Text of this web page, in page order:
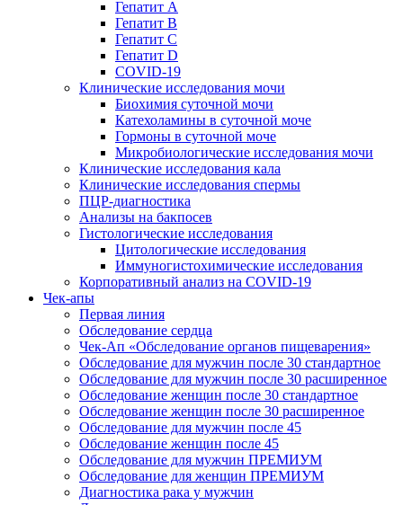
Гепатит А
Гепатит B
Гепатит C
Гепатит D
COVID-19
Клинические исследования мочи
Биохимия суточной мочи
Катехоламины в суточной моче
Гормоны в суточной моче
Микробиологические исследования мочи
Клинические исследования кала
Клинические исследования спермы
ПЦР-диагностика
Анализы на бакпосев
Гистологические исследования
Цитологические исследования
Иммуногистохимические исследования
Корпоративный анализ на COVID-19
Чек-апы
Первая линия
Обследование сердца
Чек-Ап «Обследование органов пищеварения»
Обследование для мужчин после 30 стандартное
Обследование для мужчин после 30 расширенное
Обследование женщин после 30 стандартное
Обследование женщин после 30 расширенное
Обследование для мужчин после 45
Обследование женщин после 45
Обследование для мужчин ПРЕМИУМ
Обследование для женщин ПРЕМИУМ
Диагностика рака у мужчин